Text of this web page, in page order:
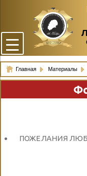
Главная Материалы
ПОЖЕЛАНИЯ